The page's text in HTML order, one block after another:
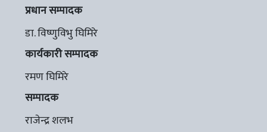
प्रधान सम्पादक
डा. विष्णुविभु घिमिरे
कार्यकारी सम्पादक
रमण घिमिरे
सम्पादक
राजेन्द्र शलभ